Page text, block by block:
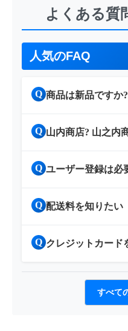
よくある質
人気のFAQ
Q 商品は新品ですか?
Q 山内商店? 山之内
Q ユーザー登録は必
Q 配送料を知りたい
Q クレジットカード
すべて